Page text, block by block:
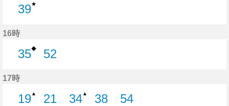
39★
16時
35◆
52
17時
19▲
21
34▲
38
54